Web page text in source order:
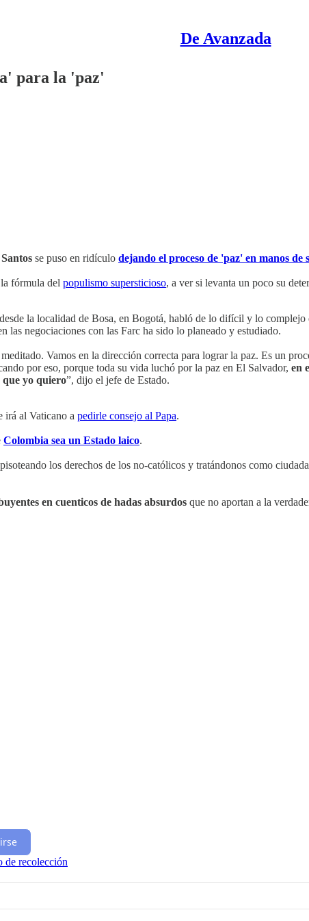
De Avanzada
para la 'paz'
se puso en ridículo dejando el proceso de 'paz' en manos de
fórmula del populismo supersticioso, a ver si levanta un poco su
la localidad de Bosa, en Bogotá, habló de lo difícil y lo complejo
las negociaciones con las Farc ha sido lo planeado y estudiado.
Vamos en la dirección correcta para lograr la paz. Es un
por eso, porque toda su vida luchó por la paz en El Salvador, en
que yo quiero”, dijo el jefe de Estado.
irá al Vaticano a pedirle consejo al Papa.
Colombia sea un Estado laico.
los derechos de los no-católicos y tratándonos como
en cuenticos de hadas absurdos que no aportan a la
de recolección